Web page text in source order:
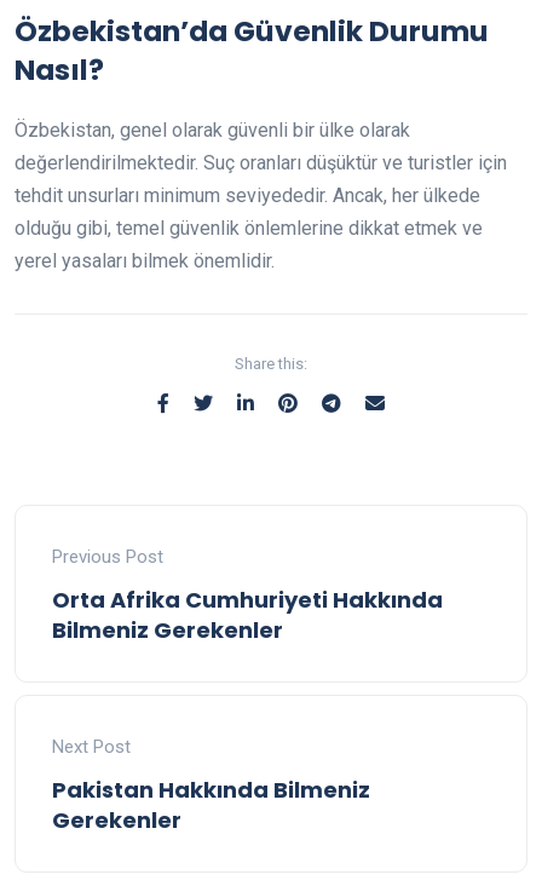
Özbekistan’da Güvenlik Durumu
Nasıl?
Özbekistan, genel olarak güvenli bir ülke olarak
değerlendirilmektedir. Suç oranları düşüktür ve turistler için
tehdit unsurları minimum seviyededir. Ancak, her ülkede
olduğu gibi, temel güvenlik önlemlerine dikkat etmek ve
yerel yasaları bilmek önemlidir.
Share this:
Previous Post
Orta Afrika Cumhuriyeti Hakkında
Bilmeniz Gerekenler
Next Post
Pakistan Hakkında Bilmeniz
Gerekenler